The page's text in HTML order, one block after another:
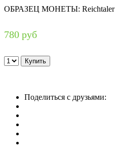
ОБРАЗЕЦ МОНЕТЫ: Reichtaler
780 руб
Поделиться с друзьями: